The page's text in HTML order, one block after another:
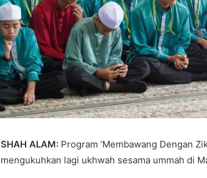
SHAH ALAM: Program ‘Membawang Dengan
mengukuhkan lagi ukhwah sesama ummah di